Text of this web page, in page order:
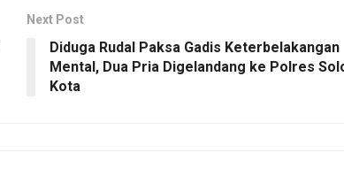
Next Post
Diduga Rudal Paksa Gadis Keterbelakangan
Mental, Dua Pria Digelandang ke Polres
Kota